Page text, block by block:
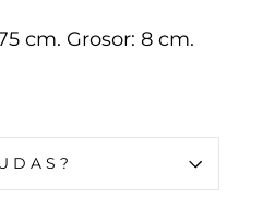
cm. Grosor: 8 cm.